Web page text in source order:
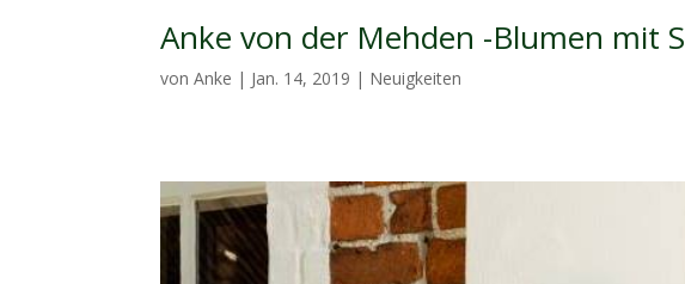
Anke von der Mehden -Blumen mit
vonAnke | Jan. 14, 2019 | Neuigkeiten